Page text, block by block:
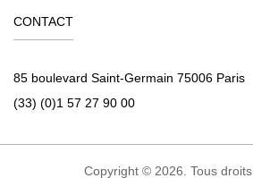
CONTACT
85 boulevard Saint-Germain 75006 Paris
(33) (0)1 57 27 90 00
Copyright © 2026. Tous droits